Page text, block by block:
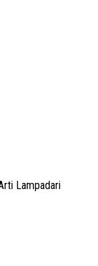
Lampadari